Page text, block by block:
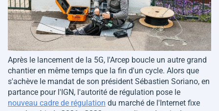
Après le lancement de la 5G, l'Arcep boucle un autre grand
chantier en même temps que la fin d'un cycle. Alors que
s'achève le mandat de son président Sébastien Soriano, en
partance pour l'IGN, l'autorité de régulation pose le
nouveau cadre de régulation du marché de l'Internet fixe